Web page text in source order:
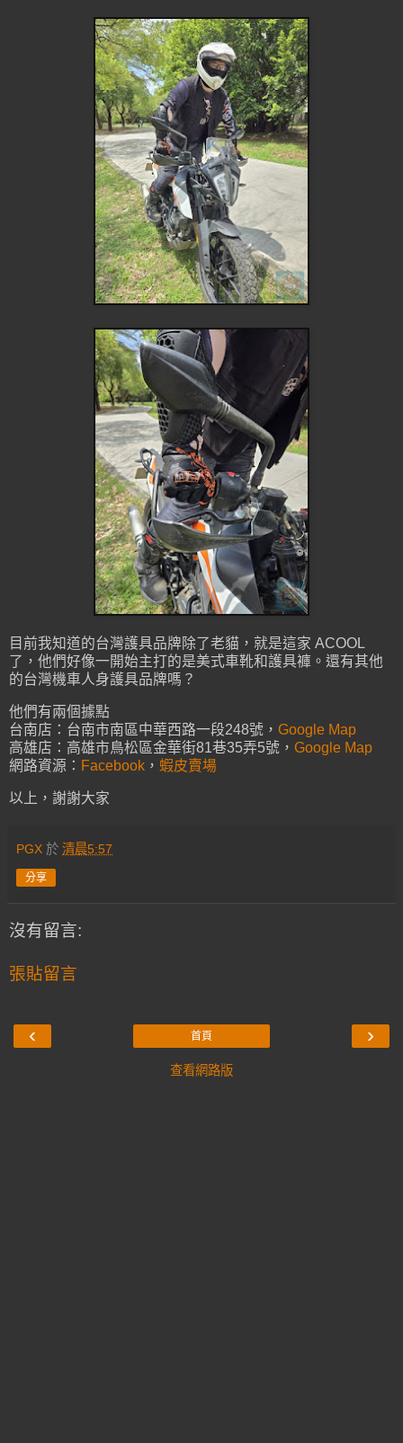
目前我知道的台灣護具品牌除了老貓，就是這家 ACOOL
了，他們好像一開始主打的是美式車靴和護具褲。還有其他
的台灣機車人身護具品牌嗎？
他們有兩個據點
台南店：台南市南區中華西路一段248號， Google Map
高雄店：高雄市鳥松區金華街81巷35弄5號， Google Map
網路資源： Facebook ， 蝦皮賣場
以上，謝謝大家
PGX 於 清晨5:57
分享
沒有留言:
張貼留言
‹ ›
首頁
查看網路版